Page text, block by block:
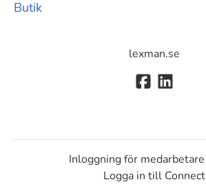
Butik
lexman.se
Inloggning för medarbetare
Logga in till Connect